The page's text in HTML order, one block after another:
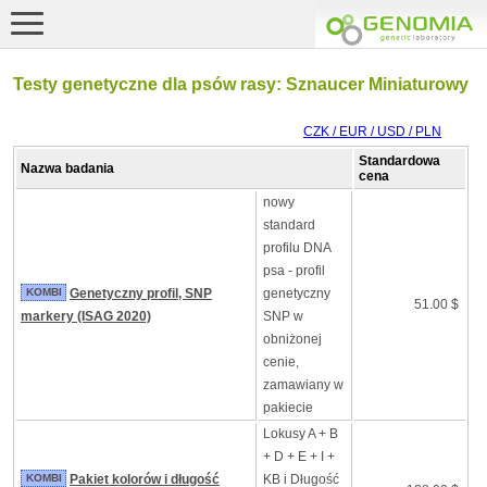
Testy genetyczne dla psów rasy: Sznaucer Miniaturowy
CZK / EUR / USD / PLN
Nazwa badania
Standardowa
cena
KOMBI
Genetyczny profil, SNP
markery (ISAG 2020)
nowy
standard
profilu DNA
psa - profil
genetyczny
SNP w
obniżonej
cenie,
zamawiany w
pakiecie
51.00 $
KOMBI Pakiet kolorów i długość
Lokusy A + B
+ D + E + I +
KB i Długość